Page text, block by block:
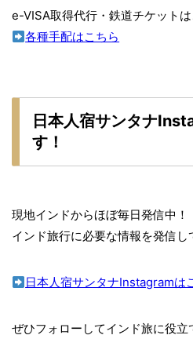
e-VISA取得代行・鉄道チケット
各種手配はこちら
日本人宿サンタナ
す！
現地インドからほぼ毎日発信中！
インド旅行に必要な情報を発信し
日本人宿サンタナInstagramは
ぜひフォローしてインド旅に役立